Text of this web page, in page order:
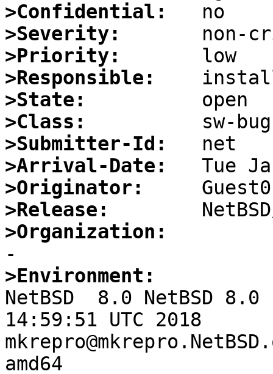
>Confidential:
>Severity:
>Priority:
>Responsible:
>State:
>Class:
>Submitter-Id:
>Arrival-Date:
>Originator:
>Release:
>Organization:
>Environment:
NetBSD  8.0 NetBSD
14:59:51 UTC 2018